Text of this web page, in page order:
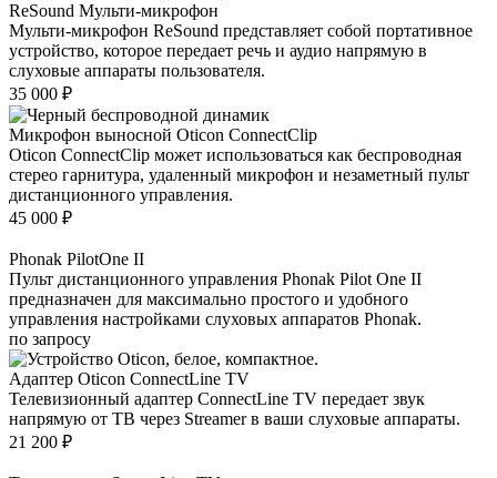
ReSound Мульти-микрофон
Мульти-микрофон ReSound представляет собой портативное
устройство, которое передает речь и аудио напрямую в
слуховые аппараты пользователя.
35 000 ₽
Микрофон выносной Oticon ConnectClip
Oticon ConnectClip может использоваться как беспроводная
стерео гарнитура, удаленный микрофон и незаметный пульт
дистанционного управления.
45 000 ₽
Phonak PilotOne II
Пульт дистанционного управления Phonak Pilot One II
предназначен для максимально простого и удобного
управления настройками слуховых аппаратов Phonak.
по запросу
Адаптер Oticon ConnectLine TV
Телевизионный адаптер ConnectLine TV передает звук
напрямую от ТВ через Streamer в ваши слуховые аппараты.
21 200 ₽